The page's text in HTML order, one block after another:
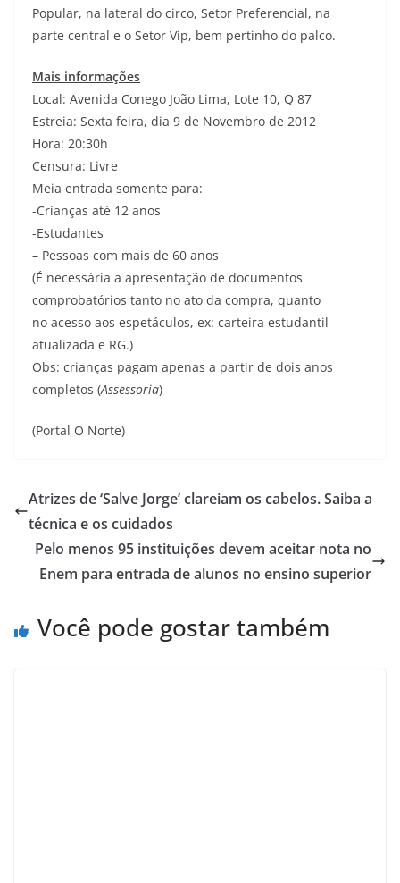
Popular, na lateral do circo, Setor Preferencial, na
parte central e o Setor Vip, bem pertinho do palco.
Mais informações
Local: Avenida Conego João Lima, Lote 10, Q 87
Estreia: Sexta feira, dia 9 de Novembro de 2012
Hora: 20:30h
Censura: Livre
Meia entrada somente para:
-Crianças até 12 anos
-Estudantes
– Pessoas com mais de 60 anos
(É necessária a apresentação de documentos
comprobatórios tanto no ato da compra, quanto
no acesso aos espetáculos, ex: carteira estudantil
atualizada e RG.)
Obs: crianças pagam apenas a partir de dois anos
completos (Assessoria)
(Portal O Norte)
Atrizes de ‘Salve Jorge’ clareiam os cabelos. Saiba a
técnica e os cuidados
Pelo menos 95 instituições devem aceitar nota no
Enem para entrada de alunos no ensino superior
Você pode gostar também